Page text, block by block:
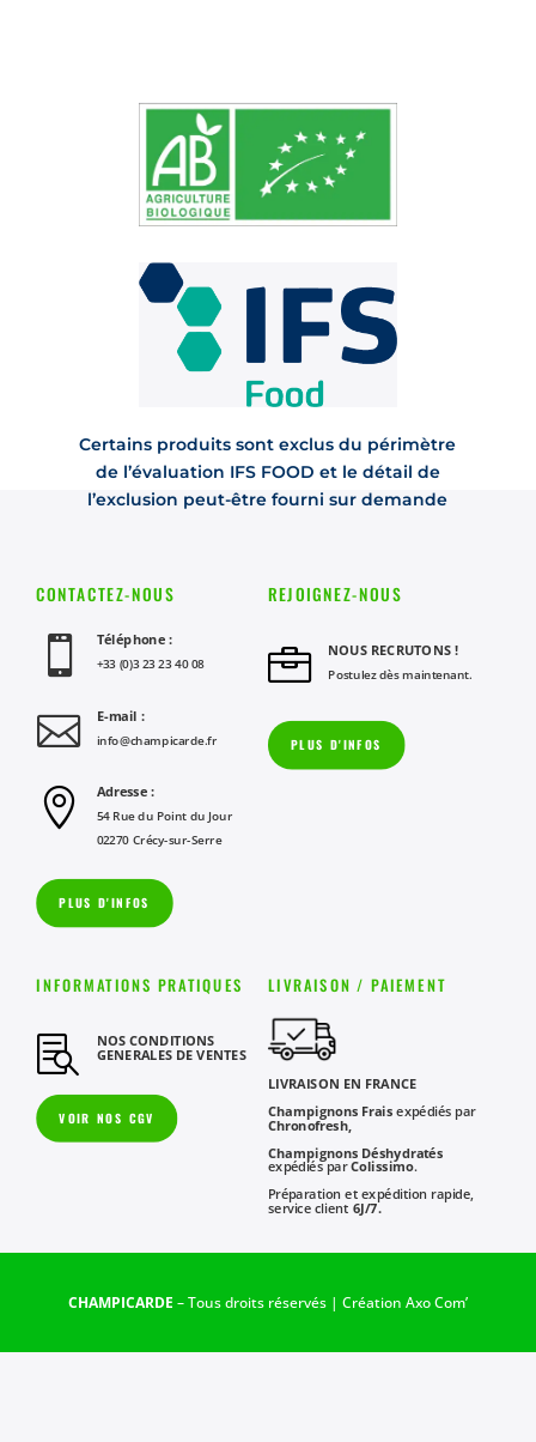
Certains produits sont exclus du périmètre
de l’évaluation IFS FOOD et le détail de
l’exclusion peut-être fourni sur demande
CONTACTEZ-NOUS
 Téléphone :
+33 (0)3 23 23 40 08
 E-mail :
info@champicarde.fr
 Adresse :
54 Rue du Point du Jour
02270 Crécy-sur-Serre
PLUS D'INFOS
REJOIGNEZ-NOUS
 NOUS RECRUTONS !
Postulez dès maintenant.
PLUS D'INFOS
INFORMATIONS PRATIQUES
 NOS CONDITIONS
GENERALES DE VENTES
VOIR NOS CGV
LIVRAISON / PAIEMENT
LIVRAISON EN FRANCE
Champignons Fraisexpédiés par
Chronofresh,
Champignons Déshydratés
expédiés parColissimo.
Préparation et expédition rapide,
service client 6J/7.
CHAMPICARDE – Tous droits réservés | Création Axo Com’